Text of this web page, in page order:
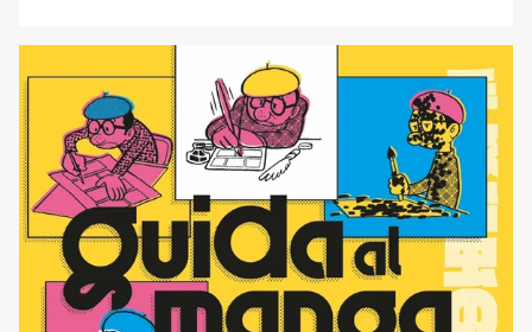
volume di Tales of Reincarnation in Maydare continuano
le avventure della streghetta Makia, divisa tra il mondo [']